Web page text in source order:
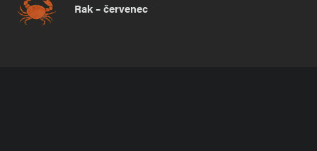
Rak – červenec